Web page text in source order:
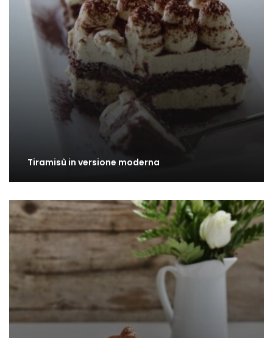
Tiramisù in versione moderna